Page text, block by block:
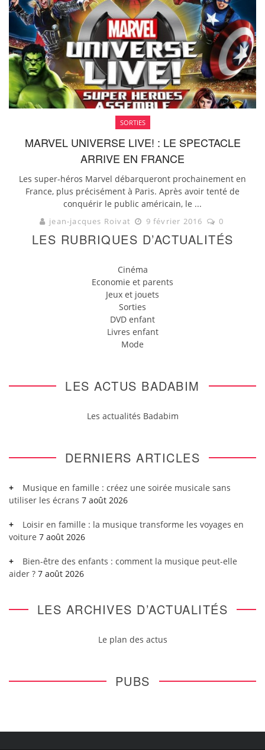
SORTIES
MARVEL UNIVERSE LIVE! : LE SPECTACLE
ARRIVE EN FRANCE
Les super-héros Marvel débarqueront prochainement en
France, plus précisément à Paris. Après avoir tenté de
conquérir le public américain, le ...
jean-jacques Roivat 9 février 2016 0
LES RUBRIQUES D’ACTUALITÉS
Cinéma
Economie et parents
Jeux et jouets
Sorties
DVD enfant
Livres enfant
Mode
LES ACTUS BADABIM
Les actualités Badabim
DERNIERS ARTICLES
Musique en famille : créez une soirée musicale sans
utiliser les écrans 7 août 2026
Loisir en famille : la musique transforme les voyages en
voiture 7 août 2026
Bien-être des enfants : comment la musique peut-elle
aider ? 7 août 2026
LES ARCHIVES D’ACTUALITÉS
Le plan des actus
PUBS